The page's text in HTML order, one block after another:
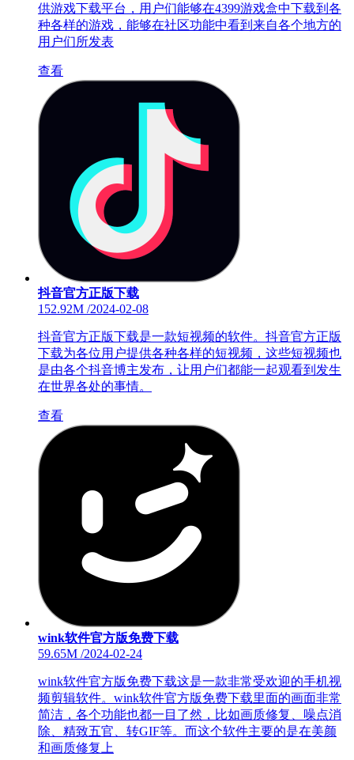
供游戏下载平台，用户们能够在4399游戏盒中下载到各
种各样的游戏，能够在社区功能中看到来自各个地方的
用户们所发表
查看
抖音官方正版下载
152.92M /2024-02-08
抖音官方正版下载是一款短视频的软件。抖音官方正版
下载为各位用户提供各种各样的短视频，这些短视频也
是由各个抖音博主发布，让用户们都能一起观看到发生
在世界各处的事情。
查看
wink软件官方版免费下载
59.65M /2024-02-24
wink软件官方版免费下载这是一款非常受欢迎的手机视
频剪辑软件。wink软件官方版免费下载里面的画面非常
简洁，各个功能也都一目了然，比如画质修复、噪点消
除、精致五官、转GIF等。而这个软件主要的是在美颜
和画质修复上